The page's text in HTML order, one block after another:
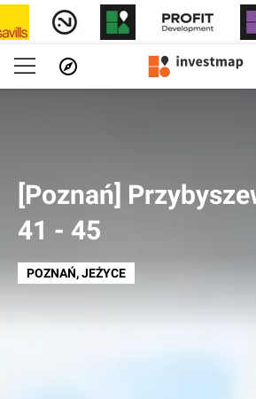
[Poznań]
41 - 45
POZNAŃ, JEŻYCE